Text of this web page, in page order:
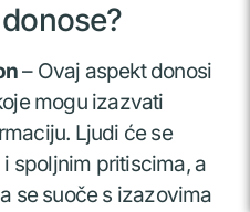
– Ovaj aspekt donosi
mogu izazvati
Ljudi će se
spoljnim pritiscima, a
se suoče s izazovima